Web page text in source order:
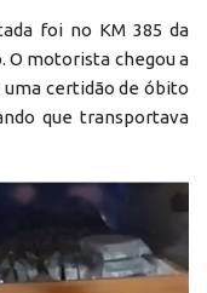
foi no KM 385 da
O motorista chegou a
certidão de óbito
que transportava